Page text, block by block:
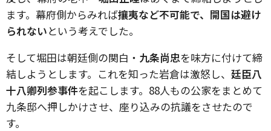
ます。幕府側からみれば攘夷など不可能で、開国は避け
られないという考えでした。
そして堀田は朝廷側の関白・ 九条尚忠を味方に付けて締
結しようとします。これを知った岩倉は激怒し、 廷臣八
十八卿列参事件を起こします。88人もの公家をまとめて
九条邸へ押しかけさせ、座り込みの抗議をさせたので
す。